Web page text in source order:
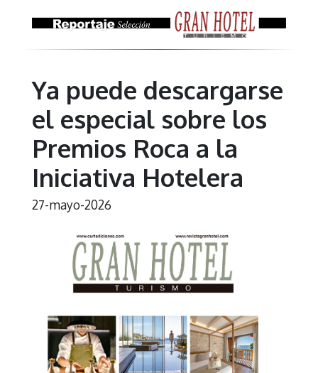
Ya puede descargarse
el especial sobre los
Premios Roca a la
Iniciativa Hotelera
27-mayo-2026